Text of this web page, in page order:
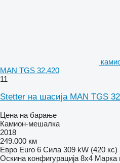
MAN TGS 32.420
11
Stetter на шасија MAN TGS
Цена на барање
Камион-мешалка
2018
249.000 км
Евро Euro 6 Сила 309 kW (420 кс)
Оскина конфигурација 8x4 Марка